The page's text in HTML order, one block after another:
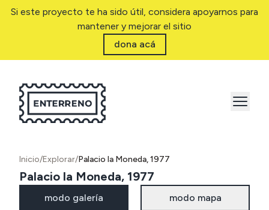
Si este proyecto te ha sido útil, considera apoyarnos para
mantener y mejorar el sitio
dona acá
Inicio/Explorar/Palacio la Moneda, 1977
Palacio la Moneda, 1977
modo galería modo mapa